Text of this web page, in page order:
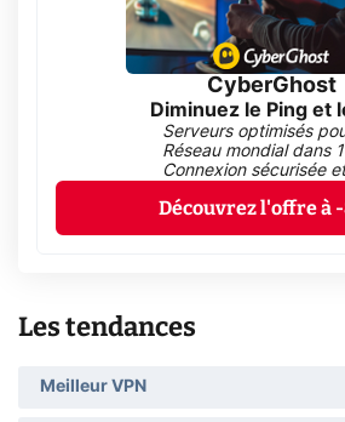
CyberGhost
Diminuez le Ping et
Serveurs optimisés
Réseau mondial dans
Connexion sécurisée
Découvrez l'offre à
Les tendances
Meilleur VPN